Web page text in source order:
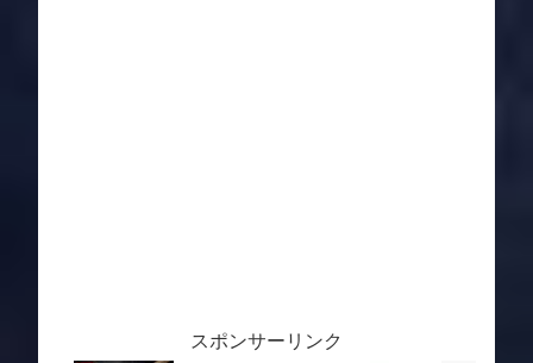
スポンサーリンク